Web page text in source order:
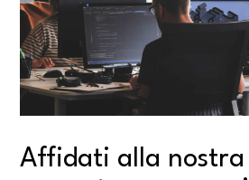
Affidati alla nostra